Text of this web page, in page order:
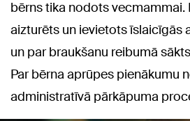
bērns tika nodots vecmammai.
aizturēts un ievietots īslaicīgās
un par braukšanu reibumā
Par bērna aprūpes pienākumu
administratīvā pārkāpuma